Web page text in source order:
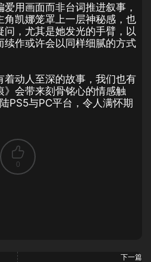
用画面而非台词推进叙事，
角凯娜笼罩上一层神秘感，也
，尤其是她发光的手臂，以
续作或许会以同样细腻的方式
着动人至深的故事，我们也有
会带来刻骨铭心的情感触
PS5与PC平台，令人满怀期
0
下一篇